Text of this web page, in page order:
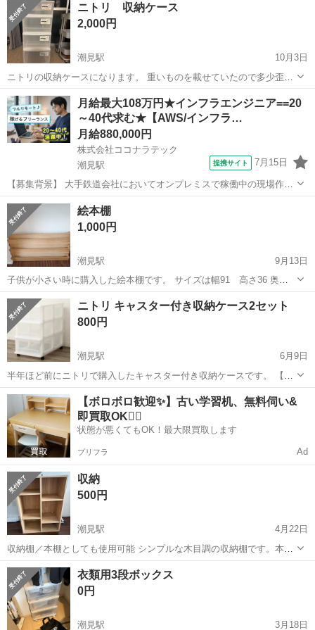
ニトリ 収納ケース
2,000円
潮見駅
10月3日
ニトリの収納ケースになります。 重いものを載せていたので多少歪み
がありますが普通に開けられます。 バラ売可能です。 サイズは写真か
ら確認できます。
東京 江東区 潮見駅 収納家具
月給最大108万円★インフラエンジニア==20
～40代求む★【AWS/インフラ…
月給880,000円
株式会社ココナラテック
潮見駅
提携サイト 7月15日
【募集背景】 大手鉄道会社においてオンプレミスで稼働中の現場作業
者向け作業管理システムをAWSクラウドへリフトするにあたり、AWS
マネージドサービスを活用した基盤構築を推進するための体制強化を
行う背景がございます。 【作業...
東京 潮見駅 エンジニア
絵本棚
1,000円
潮見駅
9月13日
子供が小さい時に購入した絵本棚です。 サイズは幅91 高さ36 奥行
27です。 引き取りのみでお願いします。
東京 江東区 潮見駅 収納家具 のみで
ニトリ キャスター付き収納ケース2セット
800円
潮見駅
6月9日
半年ほど前にニトリで購入したキャスター付き収納ケースです。 【購
入時価格】3990円ぐらい 【サイズ】縦：62.5cm、横：37cm、奥行
き：70cm （大体です） 【傷などの状態】非常に綺麗な状態です
【アピールポイント】...
東京 江東区 潮見駅 収納家具 キャスター
【ボロボロ歓迎✨】古い学習机、無料伺い&
即買取OK🙆‍♀️
状態が悪くてもOK！最大限買取します
プリフラ Ad
収納
500円
潮見駅
4月22日
収納棚／本棚としても使用可能 シンプルな木目調の収納棚です。本棚
や小物整理にもぴったり。状態は良好です。 ※引き取り限定：東雲イ
オン近くのマンションまでお越しいただける方 ※引き取り日時はご相
談の上、決めさせていただきます...
東京 江東区 潮見駅 収納家具
衣類用3段ボックス
0円
潮見駅 3月18日